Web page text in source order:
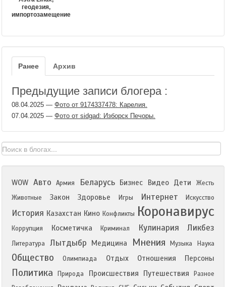
геодезия,
импортозамещение
Ранее Архив
Предыдущие записи блогера :
08.04.2025 — Фото от 9174337478: Карелия.
07.04.2025 — Фото от sidgad: Изборск Печоры.
WOW Авто Армия Беларусь Бизнес Видео Дети
Жесть
Животные
Закон Здоровье Игры Интернет Искусство
История Казахстан Кино Конфликты Коронавирус
Коррупция Косметичка Криминал Кулинария Ликбез
Литература Лытдыбр Медицина Мнения Музыка Наука
Общество Олимпиада Отдых Отношения Персоны
Политика Природа Происшествия Путешествия
Разное